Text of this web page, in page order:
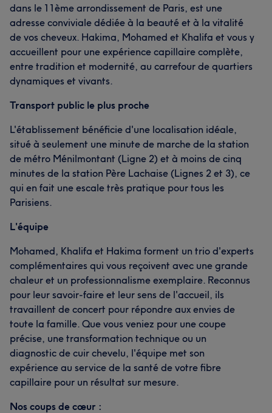
dans le 11ème arrondissement de Paris, est une
adresse conviviale dédiée à la beauté et à la vitalité
de vos cheveux. Hakima, Mohamed et Khalifa et vous y
accueillent pour une expérience capillaire complète,
entre tradition et modernité, au carrefour de quartiers
dynamiques et vivants.
Transport public le plus proche
L'établissement bénéficie d'une localisation idéale,
situé à seulement une minute de marche de la station
de métro Ménilmontant (Ligne 2) et à moins de cinq
minutes de la station Père Lachaise (Lignes 2 et 3), ce
qui en fait une escale très pratique pour tous les
Parisiens.
L'équipe
Mohamed, Khalifa et Hakima forment un trio d'experts
complémentaires qui vous reçoivent avec une grande
chaleur et un professionnalisme exemplaire. Reconnus
pour leur savoir-faire et leur sens de l'accueil, ils
travaillent de concert pour répondre aux envies de
toute la famille. Que vous veniez pour une coupe
précise, une transformation technique ou un
diagnostic de cuir chevelu, l'équipe met son
expérience au service de la santé de votre fibre
capillaire pour un résultat sur mesure.
Nos coups de cœur :